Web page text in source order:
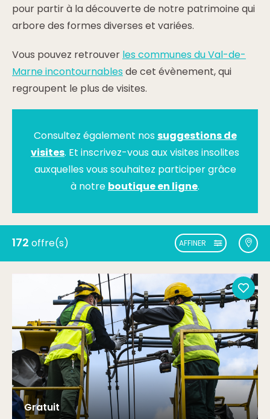
pour partir à la découverte de notre patrimoine qui
arbore des formes diverses et variées.
Vous pouvez retrouver les communes du Val-de-
Marne incontournablesde cet évènement, qui
regroupent le plus de visites.
Consultez également nossuggestions de
visites. Et inscrivez-vous aux visites insolites
auxquelles vous souhaitez participer grâce
à notre boutique en ligne.
172 offre(s) AFFINER
Gratuit